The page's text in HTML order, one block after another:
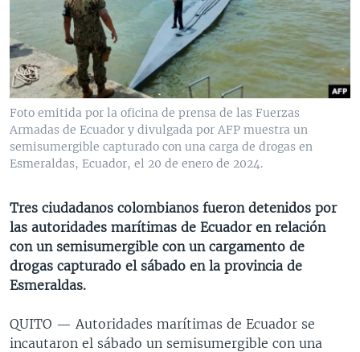
VENEZUELA
BRASIL
NICARAGUA
ECONOMÍA
ENTRETENIMIENTO Y CULTURA
TECNOLOGÍA
DEPORTES
CIENCIA Y SALUD
MULTIMEDIA
VIDEOS
FOTOGRAFÍA
AUDIOS
PROGRAMAS TV
EL MUNDO AL DÍA
FORO INTERAMERICANO
VISIÓN 360
LAS CLAVES
RADIO
AVANCE INFORMATIVO
AUDIONOTICIAS
BUENOS DÍAS AMÉRICA
EL MUNDO AL DÍA [RADIO]
FORO [RADIO]
DEPORTIVO INTERNACIONAL
ENTRETENIMIENTO
DIRECT
DOCUMENTALES DE LA VOA
Learning English
SÍGANOS
Idiomas
Foto emitida por la oficina de prensa de las Fuerzas
Armadas de Ecuador y divulgada por AFP muestra un
semisumergible capturado con una carga de drogas en
Esmeraldas, Ecuador, el 20 de enero de 2024.
Tres ciudadanos colombianos fueron detenidos por
las autoridades marítimas de Ecuador en relación
con un semisumergible con un cargamento de
drogas capturado el sábado en la provincia de
Esmeraldas.
QUITO — Autoridades marítimas de Ecuador se
incautaron el sábado un semisumergible con una